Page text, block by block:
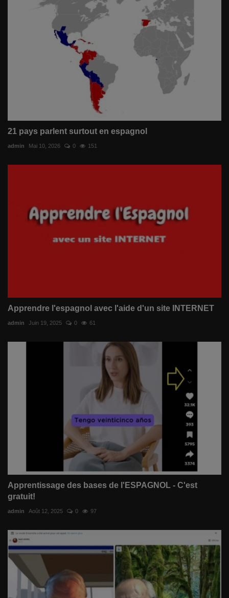
21 pays parlent surtout en espagnol
admin Mai 10, 2026 0 151
Apprendre l'espagnol avec l'aide d'un site INTERNET
admin Juin 19, 2025 0 61
Apprentissage des bases de l'ESPAGNOL - C'est
gratuit!
admin Août 12, 2025 0 97